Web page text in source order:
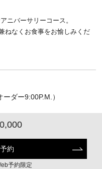
ニバーサリーコース。
ねなくお食事をお愉しみくだ
ダー9:00P.M.）
約
予約限定